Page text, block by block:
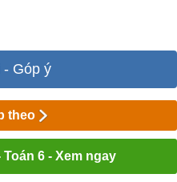
- Góp ý
theo
6 - Xem ngay